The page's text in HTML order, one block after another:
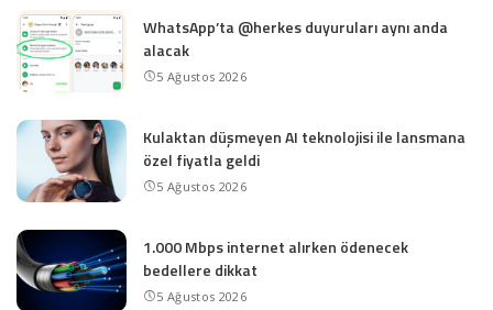
WhatsApp’ta @herkes duyuruları aynı anda
alacak
5 Ağustos 2026
Kulaktan düşmeyen AI teknolojisi ile lansmana
özel fiyatla geldi
5 Ağustos 2026
1.000 Mbps internet alırken ödenecek
bedellere dikkat
5 Ağustos 2026